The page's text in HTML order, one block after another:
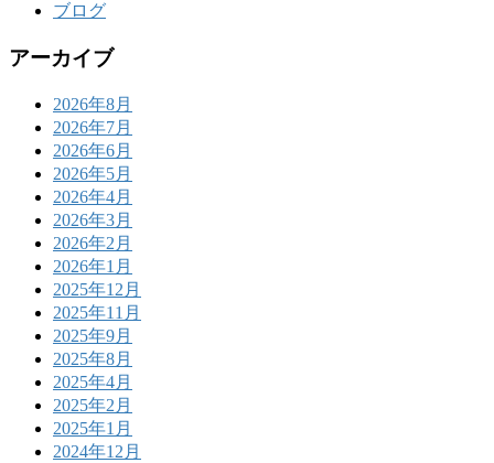
ブログ
アーカイブ
2026年8月
2026年7月
2026年6月
2026年5月
2026年4月
2026年3月
2026年2月
2026年1月
2025年12月
2025年11月
2025年9月
2025年8月
2025年4月
2025年2月
2025年1月
2024年12月